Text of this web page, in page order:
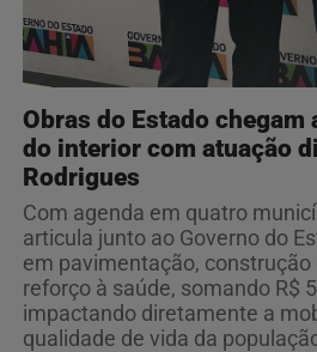
Obras do Estado chegam
do interior com atuação
Rodrigues
Com agenda em quatro
articula junto ao Governo do
em pavimentação,
reforço à saúde, somando R$
impactando diretamente a
qualidade de vida da